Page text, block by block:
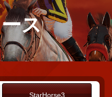
ス
StarHorse3